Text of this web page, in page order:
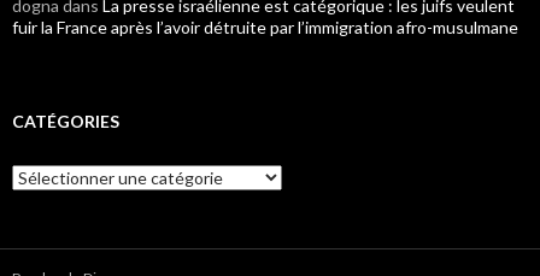
dogna dans La presse israélienne est catégorique : les juifs veulent
fuir la France après l’avoir détruite par l’immigration afro-musulmane
CATÉGORIES
Catégories